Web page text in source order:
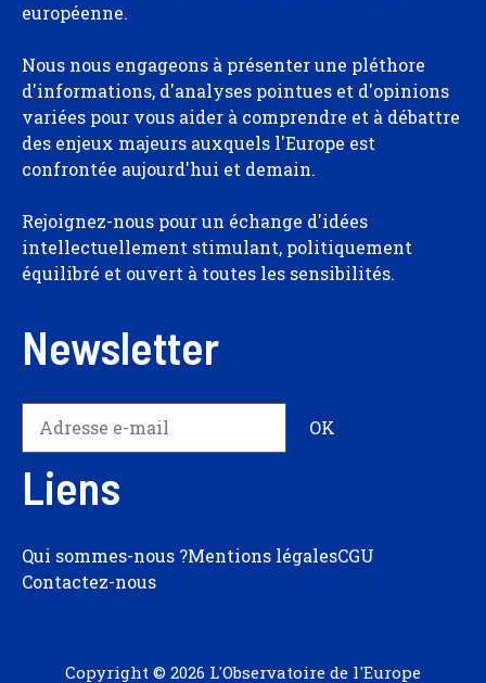
européenne.
Nous nous engageons à présenter une pléthore
d'informations, d'analyses pointues et d'opinions
variées pour vous aider à comprendre et à débattre
des enjeux majeurs auxquels l'Europe est
confrontée aujourd'hui et demain.
Rejoignez-nous pour un échange d'idées
intellectuellement stimulant, politiquement
équilibré et ouvert à toutes les sensibilités.
Newsletter
Liens
Qui sommes-nous ?Mentions légalesCGU
Contactez-nous
Copyright © 2026 L'Observatoire de l'Europe